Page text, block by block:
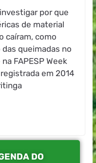
por que
de material
caíram, como
queimadas no
FAPESP Week
em 2014
DO